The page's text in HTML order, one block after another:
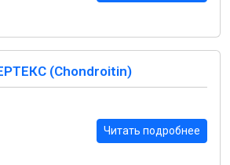
(Chondroitin)
Читать подробнее